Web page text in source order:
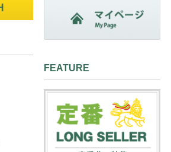
FEATURE